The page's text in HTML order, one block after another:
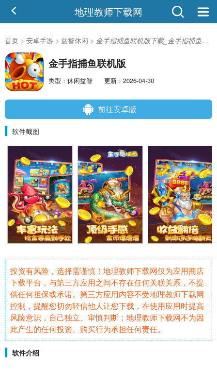
地理教师下载网
首页 > 安卓手游 > 益智休闲 > 金手指捕鱼联机版下载_金手指捕鱼联机版安卓版
金手指捕鱼联机版
类型：休闲益智 更新：2026-04-30
前往安卓版
软件截图
投资有风险，选择需谨慎！地理教师下载网仅为应用商店
下载平台，与第三方应用之间不存在任何关联关系，不提
供任何担保或承诺。第三方应用内容不受地理教师下载网
控制，提醒您切勿轻信他人让您下载，在使用应用时提高
风险意识，自己独立、审慎判断；地理教师下载网不为因
此产生的任何投资、购买行为承担任何责任。
软件介绍